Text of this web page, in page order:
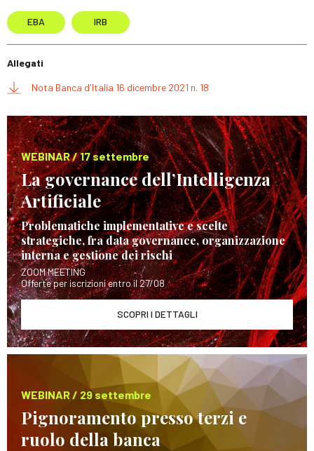
EBA IRB
Allegati
Nota Banca d'Italia 16 dicembre 2021 n. 18
WEBINAR / 17 settembre
La governance dell’Intelligenza
Artificiale
Problematiche implementative e scelte
strategiche, fra data governance, organizzazione
interna e gestione dei rischi
ZOOM MEETING
Offerte per iscrizioni entro il 27/08
SCOPRI I DETTAGLI
WEBINAR / 29 settembre
Pignoramento presso terzi e
ruolo della banca